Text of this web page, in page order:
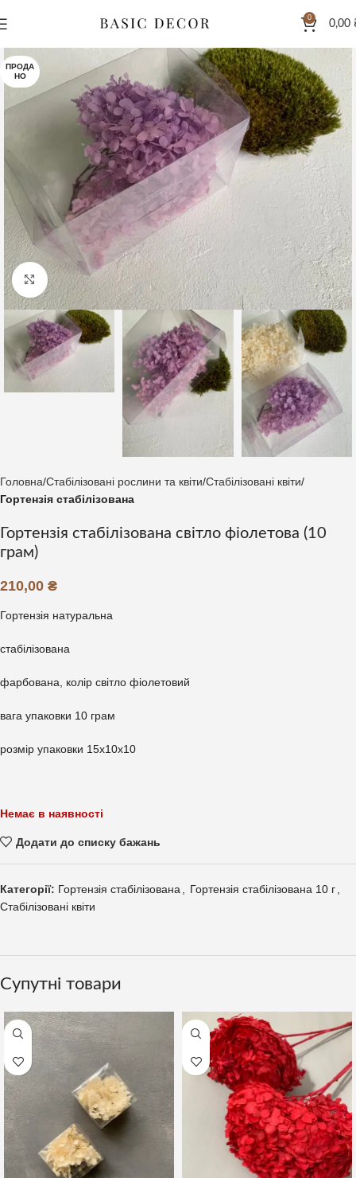
0
0,00
ПРОДА
НО
Клацніть, щоб збільшити
Головна Стабілізовані рослини та квіти Стабілізовані квіти
Гортензія стабілізована
Гортензія стабілізована світло фіолетова (10
грам)
210,00 ₴
Гортензія натуральна
стабілізована
фарбована, колір світло фіолетовий
вага упаковки 10 грам
розмір упаковки 15х10х10
Немає в наявності
Додати до списку бажань
Категорії: Гортензія стабілізована, Гортензія стабілізована 10 г,
Стабілізовані квіти
Супутні товари